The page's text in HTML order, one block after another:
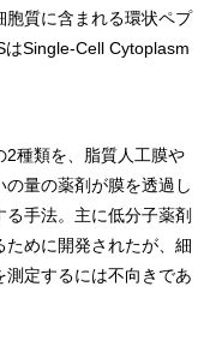
胞質に含まれる環状ペプ
Single-Cell Cytoplasm
2種類を、脂質人工膜や
量の薬剤が膜を透過し
手法。主に低分子薬剤
めに開発されたが、細
定するには不向きであ